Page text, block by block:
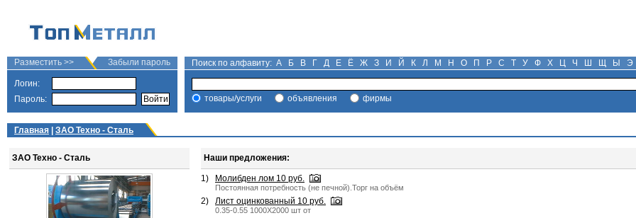
Разместить >> Забыли пароль
Логин:
Пароль:
Поиск по алфавиту: А Б В Г Д Е Ё Ж З И Й К Л М Н О П Р С Т У Ф Х Ц Ч Ш Щ Ы Э
товары/услуги объявления фирмы
Главная ЗАО Техно - Сталь
ЗАО Техно - Сталь Наши предложения:
1) Молибден лом 10 руб.
Постоянная потребность (не печной).Торг на объём
2) Лист оцинкованный 10 руб.
0.35-0.55 1000X2000 шт от